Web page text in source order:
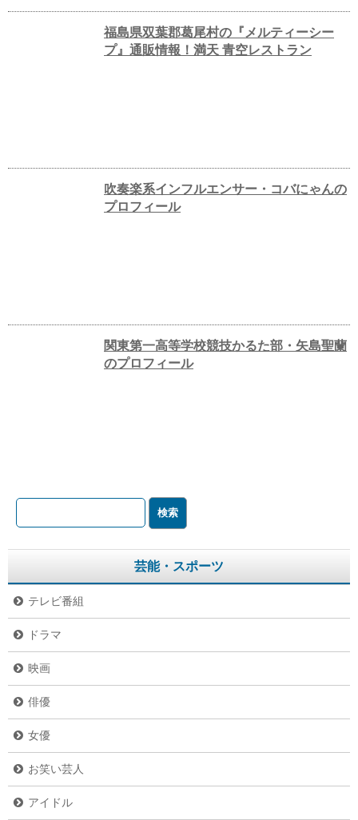
福島県双葉郡葛尾村の『メルティーシー
プ』通販情報！満天 青空レストラン
吹奏楽系インフルエンサー・コバにゃんの
プロフィール
関東第一高等学校競技かるた部・矢島聖蘭
のプロフィール
芸能・スポーツ
テレビ番組
ドラマ
映画
俳優
女優
お笑い芸人
アイドル